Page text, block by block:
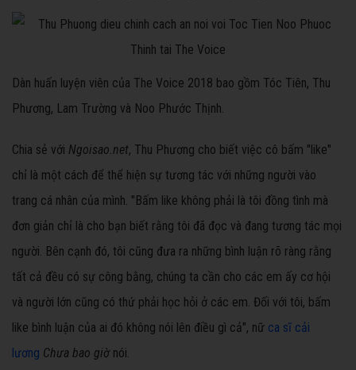
Dàn huấn luyện viên của The Voice 2018 bao gồm Tóc Tiên, Thu
Phương, Lam Trường và Noo Phước Thịnh.
Chia sẻ với Ngoisao.net, Thu Phương cho biết việc cô bấm "like"
chỉ là một cách để thể hiện sự tương tác với những người vào
trang cá nhân của mình. "Bấm like không phải là tôi đồng tình mà
đơn giản chỉ là cho bạn biết rằng tôi đã đọc và đang tương tác mọi
người. Bên cạnh đó, tôi cũng đưa ra những bình luận rõ ràng rằng
tất cả đều có sự công bằng, chúng ta cần cho các em ấy cơ hội
và người lớn cũng có thứ phải học hỏi ở các em. Đối với tôi, bấm
like bình luận của ai đó không nói lên điều gì cả", nữ ca sĩ cải
lương Chưa bao giờ nói.